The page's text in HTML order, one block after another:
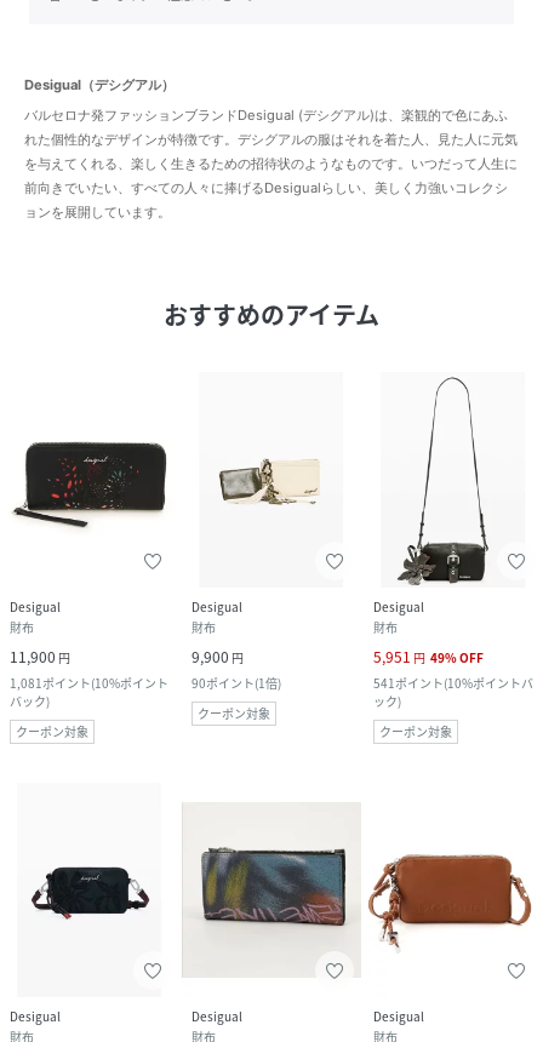
Desigual（デシグアル）
バルセロナ発ファッションブランドDesigual (デシグアル)は、楽観的で色にあふ
れた個性的なデザインが特徴です。デシグアルの服はそれを着た人、見た人に元気
を与えてくれる、楽しく生きるための招待状のようなものです。いつだって人生に
前向きでいたい、すべての人々に捧げるDesigualらしい、美しく力強いコレクシ
ョンを展開しています。
おすすめのアイテム
Desigual
財布
11,900 円
1,081 ポイント(10%ポイント
バック)
クーポン対象
Desigual
財布
9,900 円
90ポイント(1倍)
クーポン対象
Desigual
財布
5,951 円 49%OFF
541 ポイント(10%ポイントバ
ック)
クーポン対象
Desigual
財布
Desigual
財布
Desigual
財布